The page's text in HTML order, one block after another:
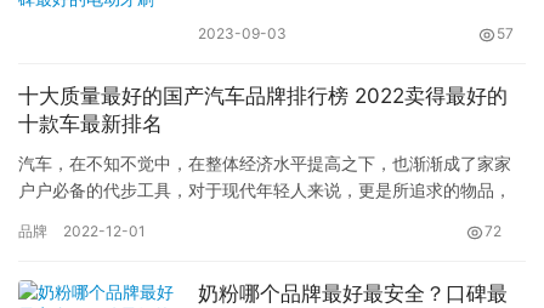
2023-09-03 57
十大质量最好的国产汽车品牌排行榜 2022卖得最好的
十款车最新排名
汽车，在不知不觉中，在整体经济水平提高之下，也渐渐成了家家
户户必备的代步工具，对于现代年轻人来说，更是所追求的物品，
市面上…
品牌 2022-12-01 72
奶粉哪个品牌最好最安全？口碑最